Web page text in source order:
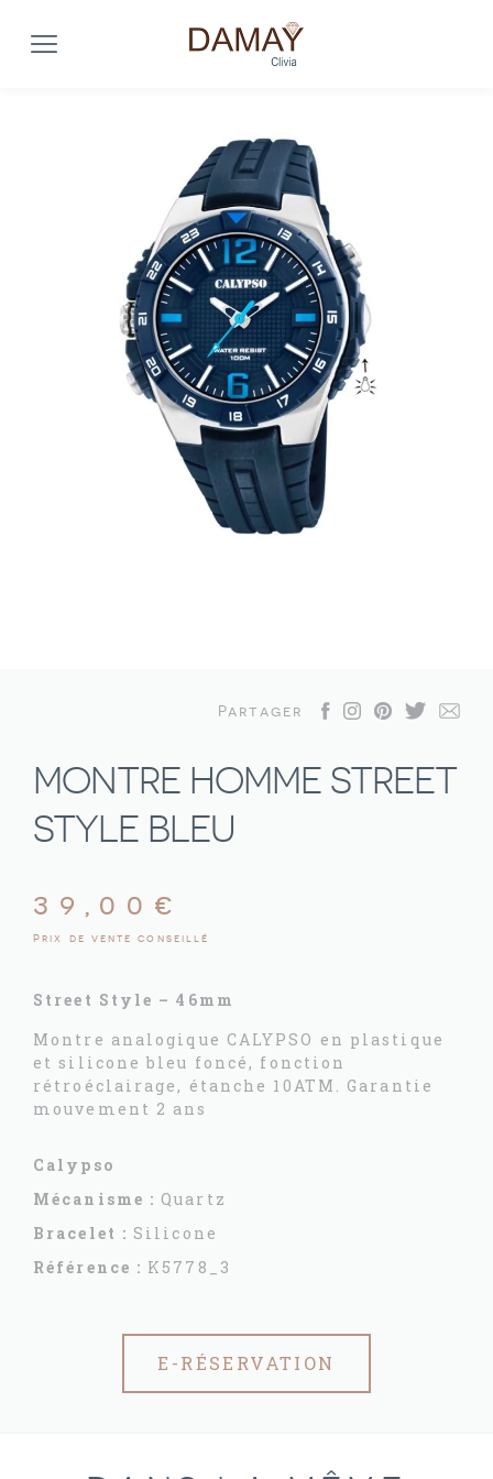
Partager
MONTRE HOMME STREET
STYLE BLEU
39,00 €
Prix de vente conseillé
Street Style – 46mm
Montre analogique CALYPSO en plastique
et silicone bleu foncé, fonction
rétroéclairage, étanche 10ATM. Garantie
mouvement 2 ans
Calypso
Mécanisme : Quartz
Bracelet : Silicone
Référence : K5778_3
E-RÉSERVATION